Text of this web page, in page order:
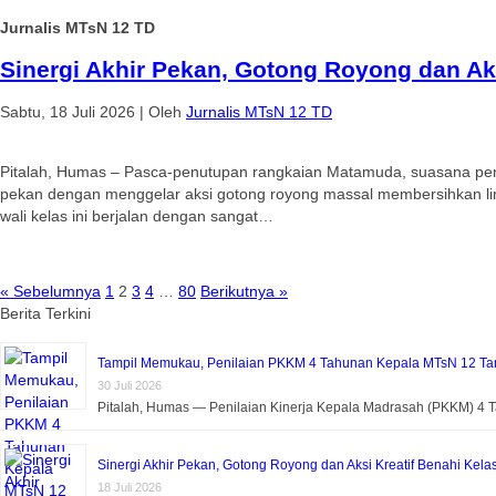
Jurnalis MTsN 12 TD
Sinergi Akhir Pekan, Gotong Royong dan
Sabtu, 18 Juli 2026 | Oleh Jurnalis MTsN 12 TD
Pitalah, Humas – Pasca-penutupan rangkaian Matamuda, suasana
pekan dengan menggelar aksi gotong royong massal
wali kelas ini berjalan dengan sangat…
« Sebelumnya 1 2 3 4 80 Berikutnya »
Berita Terkini
Tampil Memukau, Penilaian PKKM 4 Tahunan Kepala MTsN 12
30 Juli 2026
Pitalah, Humas — Penilaian Kinerja Kepala Madrasah (PKKM) 4
Sinergi Akhir Pekan, Gotong Royong dan Aksi Kreatif Benahi
18 Juli 2026